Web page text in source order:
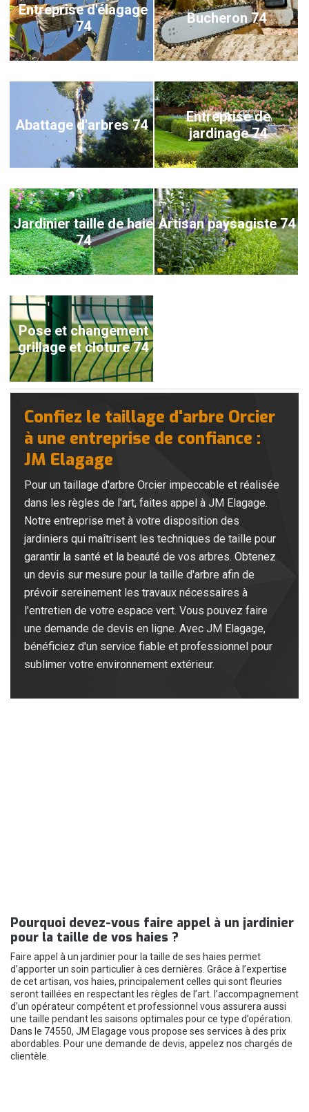
Entreprise d'élagage
74
Bucheron 74
Abattage d'arbres 74
Entreprise de
jardinage 74
Jardinier taille de haie
74
Artisan paysagiste 74
Pose et changement
grillage et cloture 74
Confiez le taillage d'arbre Orcier
à une entreprise de confiance :
JM Elagage
Pour un taillage d'arbre Orcier impeccable et réalisée
dans les règles de l'art, faites appel à JM Elagage.
Notre entreprise met à votre disposition des
jardiniers qui maîtrisent les techniques de taille pour
garantir la santé et la beauté de vos arbres. Obtenez
un devis sur mesure pour la taille d'arbre afin de
prévoir sereinement les travaux nécessaires à
l'entretien de votre espace vert. Vous pouvez faire
une demande de devis en ligne. Avec JM Elagage,
bénéficiez d'un service fiable et professionnel pour
sublimer votre environnement extérieur.
Pourquoi devez-vous faire appel à un jardinier
pour la taille de vos haies ?
Faire appel à un jardinier pour la taille de ses haies permet
d’apporter un soin particulier à ces dernières. Grâce à l’expertise
de cet artisan, vos haies, principalement celles qui sont fleuries
seront taillées en respectant les règles de l’art. l’accompagnement
d’un opérateur compétent et professionnel vous assurera aussi
une taille pendant les saisons optimales pour ce type d’opération.
Dans le 74550, JM Elagage vous propose ses services à des prix
abordables. Pour une demande de devis, appelez nos chargés de
clientèle.